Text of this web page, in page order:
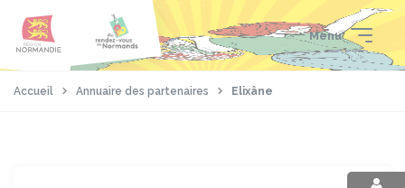
contenu
pied
Menu
Accueil Annuaire des partenaires Elixâne
Panneau de gestion des cookies